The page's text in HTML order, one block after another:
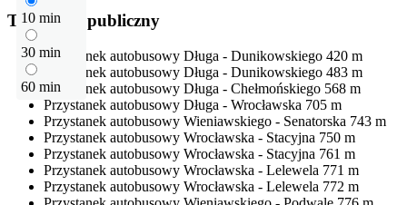
10 min
30 min
60 min
Transport publiczny
Przystanek autobusowy Długa - Dunikowskiego 420 m
Przystanek autobusowy Długa - Dunikowskiego 483 m
Przystanek autobusowy Długa - Chełmońskiego 568 m
Przystanek autobusowy Długa - Wrocławska 705 m
Przystanek autobusowy Wieniawskiego - Senatorska 743 m
Przystanek autobusowy Wrocławska - Stacyjna 750 m
Przystanek autobusowy Wrocławska - Stacyjna 761 m
Przystanek autobusowy Wrocławska - Lelewela 771 m
Przystanek autobusowy Wrocławska - Lelewela 772 m